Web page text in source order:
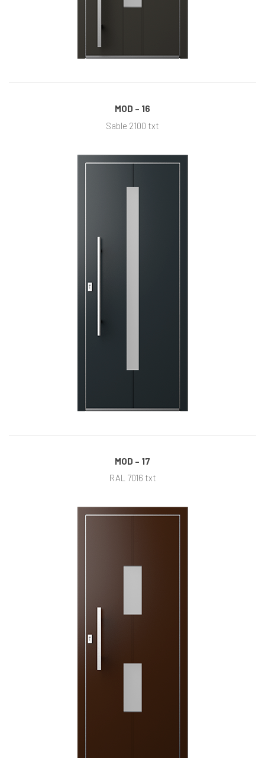
MOD – 16
Sable 2100 txt
MOD – 17
RAL 7016 txt